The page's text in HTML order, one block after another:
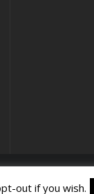
out if you wish.